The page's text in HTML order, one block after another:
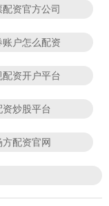
配资官方公司
账户怎么配资
配资开户平台
资炒股平台
方配资官网